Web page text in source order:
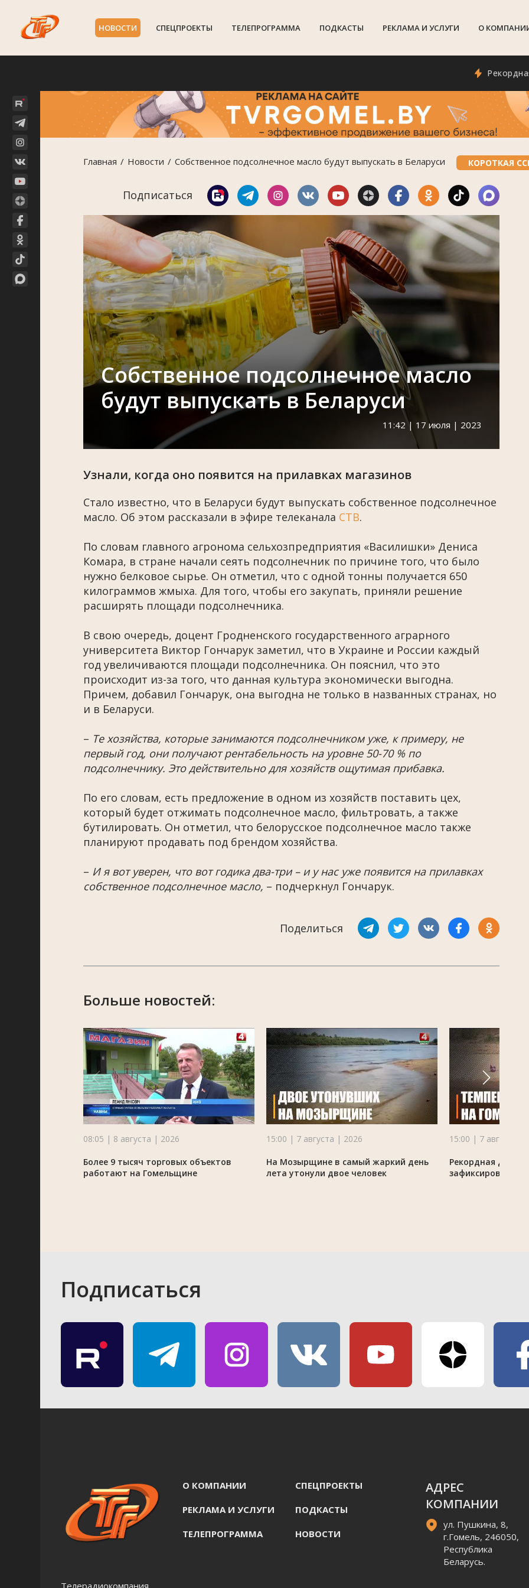
НОВОСТИ СПЕЦПРОЕКТЫ ТЕЛЕПРОГРАММА ПОДКАСТЫ РЕКЛАМА И УСЛУГИ О
Рекордная для
Главная Новости Собственное подсолнечное масло будут выпускать в Беларуси КОРОТКАЯ
Подписаться
Собственное подсолнечное масло
будут выпускать в Беларуси
11:42 | 17 июля | 2023
Узнали, когда оно появится на прилавках магазинов
Стало известно, что в Беларуси будут выпускать собственное подсолнечное
масло. Об этом рассказали в эфире телеканала СТВ.
По словам главного агронома сельхозпредприятия «Василишки» Дениса
Комара, в стране начали сеять подсолнечник по причине того, что было
нужно белковое сырье. Он отметил, что с одной тонны получается 650
килограммов жмыха. Для того, чтобы его закупать, приняли решение
расширять площади подсолнечника.
В свою очередь, доцент Гродненского государственного аграрного
университета Виктор Гончарук заметил, что в Украине и России каждый
год увеличиваются площади подсолнечника. Он пояснил, что это
происходит из-за того, что данная культура экономически выгодна.
Причем, добавил Гончарук, она выгодна не только в названных странах, но
и в Беларуси.
– Те хозяйства, которые занимаются подсолнечником уже, к примеру, не
первый год, они получают рентабельность на уровне 50-70 % по
подсолнечнику. Это действительно для хозяйств ощутимая прибавка.
По его словам, есть предложение в одном из хозяйств поставить цех,
который будет отжимать подсолнечное масло, фильтровать, а также
бутилировать. Он отметил, что белорусское подсолнечное масло также
планируют продавать под брендом хозяйства.
– И я вот уверен, что вот годика два-три – и у нас уже появится на прилавках
собственное подсолнечное масло, – подчеркнул Гончарук.
Поделиться
Больше новостей:
08:05 | 8 августа | 2026
Более 9 тысяч торговых объектов
работают на Гомельщине
15:00 | 7 августа | 2026
На Мозырщине в самый жаркий день
лета утонули двое человек
15:00 | 7 августа |
Рекордная для
зафиксирована 6
Подписаться
Телерадиокомпания
О КОМПАНИИ СПЕЦПРОЕКТЫ
РЕКЛАМА И УСЛУГИ ПОДКАСТЫ
ТЕЛЕПРОГРАММА НОВОСТИ
АДРЕС
КОМПАНИИ
ул. Пушкина, 8,
г.Гомель, 246050,
Республика
Беларусь.